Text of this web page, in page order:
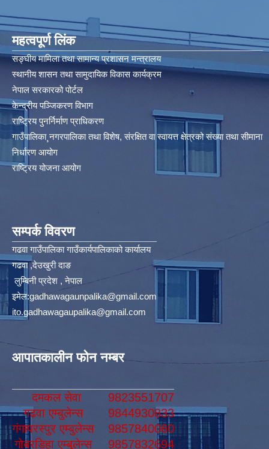
महत्वपूर्ण लिंक
सङ्घीय मामिला तथा सामान्य प्रशासन मन्त्रालय
स्थानीय शासन तथा सामुदायिक विकास कार्यक्रम
नेपाल सरकारको पोर्टल
केन्द्रीय पञ्जिकरण विभाग
राष्ट्रिय पुनर्निर्माण प्राधिकरण
गाउँपालिका¸नगरपालिका तथा विशेष, संरक्षित वा स्वायत्त क्षेत्रको संख्या तथा सीमाना
निर्धारण आयोग​
राष्ट्रिय योजना आयोग
सम्पर्क विवरण
गढवा गाउँपालिका गाउँकार्यपालिकाको कार्यालय
गढवा ,देउखुरी दाङ
लुम्बिनी प्रदेश , नेपाल
इमेल:gadhawagaunpalika@gmail.com
ito.gadhawagaupalika@gmail.com
आपातकालीन फोन नम्बर
दमकल सेवा
9823551707
गढवा एम्बुलेन्स
9844930833
गंगापरस्पुर एम्बुलेन्स
9857840060
गोबरडिहा एम्बुलेन्स
9857832694